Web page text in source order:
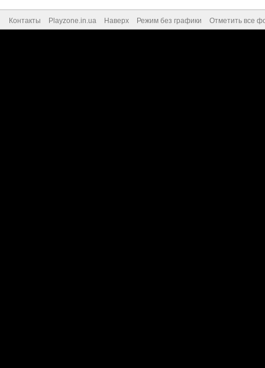
Контакты Playzone.in.ua Наверх Режим без графики Отметить все